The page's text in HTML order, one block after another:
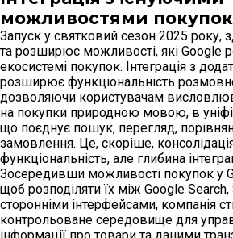
можливостями покупок
Запуск у святковий сезон 2025 року,
та розширює можливості, які Google
екосистемі покупок. Інтеграція з
розширює функціональність
дозволяючи користувачам
на покупки природною мовою, в
що поєднує пошук, перегляд,
замовлення. Це, скоріше,
функціональність, але глибина
Зосередивши можливості покупок у
щоб розподіляти їх між Google Search,
сторонніми інтерфейсами, компанія
контрольоване середовище для